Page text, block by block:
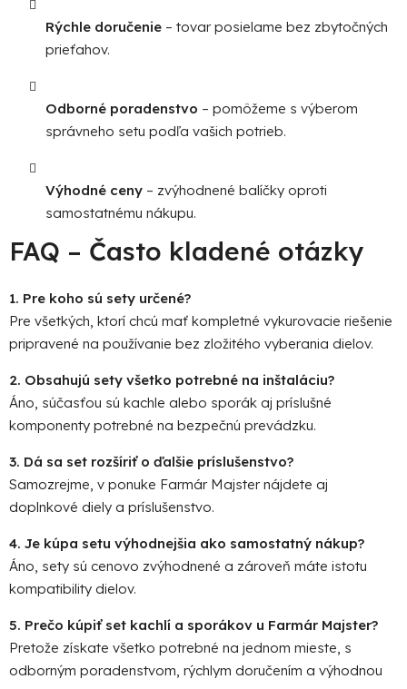
Rýchle doručenie – tovar posielame bez zbytočných
prieťahov.
Odborné poradenstvo – pomôžeme s výberom
správneho setu podľa vašich potrieb.
Výhodné ceny – zvýhodnené balíčky oproti
samostatnému nákupu.
FAQ – Často kladené otázky
1. Pre koho sú sety určené?
Pre všetkých, ktorí chcú mať kompletné vykurovacie riešenie
pripravené na používanie bez zložitého vyberania dielov.
2. Obsahujú sety všetko potrebné na inštaláciu?
Áno, súčasťou sú kachle alebo sporák aj príslušné
komponenty potrebné na bezpečnú prevádzku.
3. Dá sa set rozšíriť o ďalšie príslušenstvo?
Samozrejme, v ponuke Farmár Majster nájdete aj
doplnkové diely a príslušenstvo.
4. Je kúpa setu výhodnejšia ako samostatný nákup?
Áno, sety sú cenovo zvýhodnené a zároveň máte istotu
kompatibility dielov.
5. Prečo kúpiť set kachlí a sporákov u Farmár Majster?
Pretože získate všetko potrebné na jednom mieste, s
odborným poradenstvom, rýchlym doručením a výhodnou